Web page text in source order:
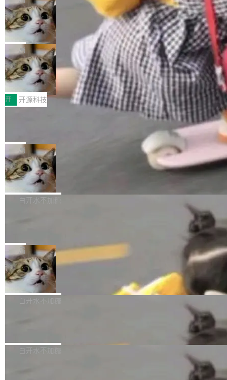
现实 过去两年，CIO们的焦虑清单上多了两项：
一是如何让大模型和智能体应用安全地从PoC走
向生产，二是如何让测试团队跟得上AI应用...
设置，如果用布尔值 + 可空字段来表示——bool
ean 表示是否可切换，nullable 的默认模式、浅
色方案、深色方案——会产生大量无意义的组
合。方案缺了、配置冲突了、全 null 了。要知道
哪些组合有效，作者说，你得靠"文档、校验、或
者部落知识"。 换个写法。Rust 的 enum，两个
变体：Switchable...
个"AI 知识库 + 聊天机器人"——每个大厂都在
做，没什么新鲜的。 但 Kenton Varda 在 Twitte
r 上把事情说清楚了： 今天我们发布了 Cloudfla
re OS，一个带连接器的聊天机器人，跟其他所
有科技公司做的一样。只不过，实际上它不一
样。这是 Sandstorm.io 的重制版，我十年前的
那个创业公司。不同的是，这次它构建在 Cloudf
lare Workers 上——我花了九年时间搭建的平台
——并且深度集成了 AI。这基本上是我十年秘密
Deno 团队开源 Celld，可自托管的分
布式 Durable Objects
Ryan Dahl 领导的 Deno 团队推出了最新开源项
目 Celld，一个能在自己机器上运行 Cloudflare
Workers 和 Durable Objects 的守护进程。 设
计思路很直接：每个对象是一个独立的 SQLite
数据库，按名称寻址，复制到你自己的 S3 兼容
存储库里。节点之间只通过这个存储库协调——
没有控制平面，没有共识协议。每个对象自带一
个小型数据库，应用天然按分片构建，单个数据
库的竞争和爆炸半径问题在设计层面就被消除
了。 闲置的 cell 会休眠到几乎不占资源。当 cel
l 迁移或唤醒时，新宿主从 S3 恢复 SQLite 数据
库继续执行。存储库是持久化的唯一真相...
局
鲁大师7月新机性能/流畅/AI榜：vivo夺
性能、流畅双第一，三星Galaxy Z系列
新折叠缺席
2026年7月的手机市场，由于存储等硬件成本暴
增，手机厂商的日子也不好过啊，新机速度明显
放缓，因此硝烟味淡了许多。新机参数规格除开
高价的三星折叠（三星Galaxy Z Fold8 Ultra / Z
Fold8 / Z Flip8）外，其余要么是中低端机器，
例如iQOO Z11i、REDMI Note 17、REDMI No
te 17 Pro、OPPO K15，要么是vivo X300 E这
样的次旗舰。 Galaxy Z Fold8 Ultra / Z Fold8 /
Z Flip8三款折叠屏新机均在7月22日发布，且全
部搭载骁龙8 Elite Gen5 for Galaxy，它们本该
开 开源科技
Zed 编辑器团队发布了新项目——DeltaDB，一
个在 git commit 之间记录每一次编辑操作的版
本控制系统。目前处于 Early Access 阶段。 De
ltaDB 的核心思路直接写在 landing page 最显
眼的位置：「Software is made between com
mits」——软件是在 commit 之间写出来的。git
是把这段空隙补上。 回退到任何一次编辑：Delt
aDB 捕获 commit 之间的每一次操作，...
局
SpaceXAI 单季资本开支达 183 亿美元
根据风险投资人Tomer Tunguz 博客（VC 分
析）披露的最新分析与第二季度业绩报告，Spac
微软同期总资本开支的四成。 与亚马逊、Alpha
bet、微软以及 Meta 等传统科技巨头相比，Spa
ceXAI的资金消耗速度尤为引人瞩目。然而，支
撑庞大支出的资金来源却呈现出截然不同的面
貌。数据显示，微软和 Meta 主要依托充沛的经
白开水不加糖
一个在终端里运行的编程 agent；Muse Spark
1.2，驱动这个 agent 的新模型。一句话概括：
你可以用 curl -fsSL https://dev.meta.ai/install.
sh | bash 安装一个能在大项目里自动规划、写
代码、验证结果的 AI 终端工具。 据介绍，Muse
个主 agent 循环，外加一组后台 agent。这些后
局
美团开源 LoHoSearch，用知识图谱校
准 AI 能力认知
机器出题的前提，是让机器拥有全局视野。整个
构建流程可以分为四个环节：建图 → 控制难度
白开水不加糖
库，并将作为transport接入Mooncake TENT。
白开水不加糖